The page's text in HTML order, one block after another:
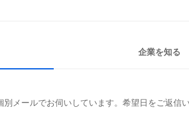
企業を知る
メールでお伺いしています。希望日をご返信